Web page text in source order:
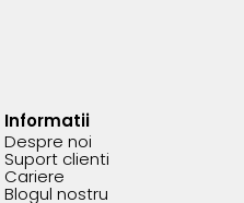
Informatii
Despre noi
Suport clienti
Cariere
Blogul nostru